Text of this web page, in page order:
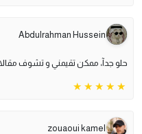
Abdulrahman Hussein
حلو جدآ، ممكن تقيمني و تشوف
zouaoui kamel